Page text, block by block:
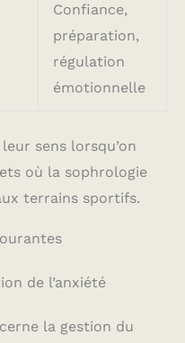
Confiance,
préparation,
régulation
émotionnelle
sens lorsqu’on
où la sophrologie
terrains sportifs.
de l’anxiété
la gestion du